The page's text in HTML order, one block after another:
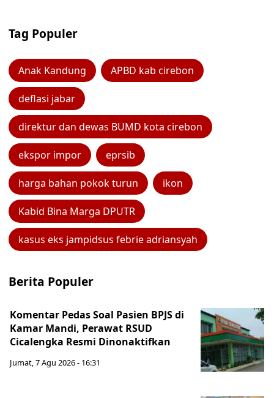
Tag Populer
Anak Kandung APBD kab cirebon
deflasi jabar
direktur dan dewas BUMD kota cirebon
ekspor impor eprsib
harga bahan pokok turun ikon
Kabid Bina Marga DPUTR
kasus eks jampidsus febrie adriansyah
Berita Populer
Komentar Pedas Soal Pasien BPJS di
Kamar Mandi, Perawat RSUD
Cicalengka Resmi Dinonaktifkan
Jumat, 7 Agu 2026 - 16:31